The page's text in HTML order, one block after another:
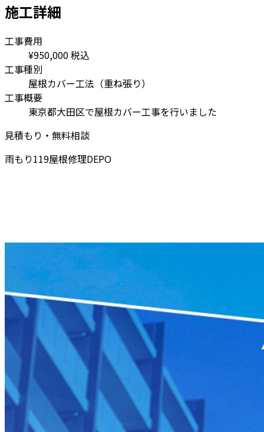
施工詳細
工事費用
¥950,000税込
工事種別
屋根カバー工法（重ね張り）
工事概要
東京都大田区で屋根カバー工事を行いました
見積もり・無料相談
雨もり119屋根修理DEPO